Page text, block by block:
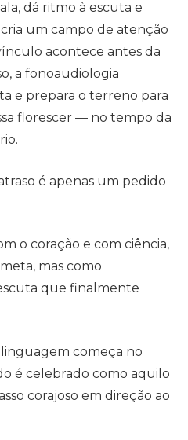
dá ritmo à escuta e
um campo de atenção
acontece antes da
a fonoaudiologia
e prepara o terreno para
florescer — no tempo da
é apenas um pedido
o coração e com ciência,
mas como
que finalmente
começa no
é celebrado como aquilo
corajoso em direção ao